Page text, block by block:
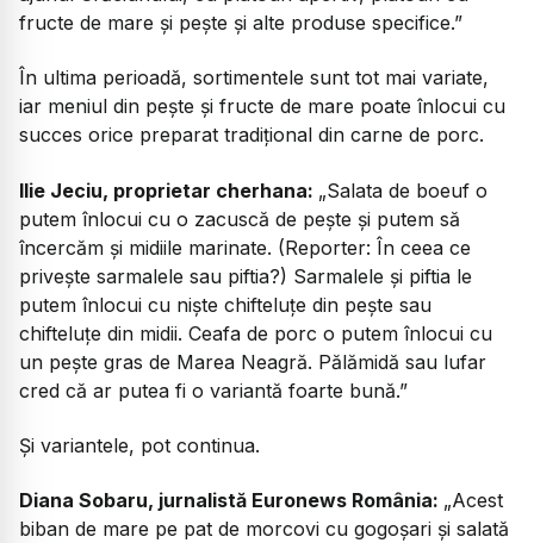
fructe de mare și pește și alte produse specifice.”
În ultima perioadă, sortimentele sunt tot mai variate,
iar meniul din pește și fructe de mare poate înlocui cu
succes orice preparat tradițional din carne de porc.
Ilie Jeciu, proprietar cherhana: „Salata de boeuf o
putem înlocui cu o zacuscă de pește și putem să
încercăm și midiile marinate. (Reporter: În ceea ce
privește sarmalele sau piftia?) Sarmalele și piftia le
putem înlocui cu niște chifteluțe din pește sau
chifteluțe din midii. Ceafa de porc o putem înlocui cu
un pește gras de Marea Neagră. Pălămidă sau lufar
cred că ar putea fi o variantă foarte bună.”
Și variantele, pot continua.
Diana Sobaru, jurnalistă Euronews România: „Acest
biban de mare pe pat de morcovi cu gogoșari și salată